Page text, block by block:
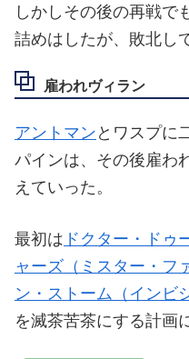
しかしその後の再戦で
詰めはしたが、敗北し
雇われヴィラン
アントマン とワスプに
パインは、その後雇わ
えていった。
最初は ドクター・ドゥ
ャーズ（ミスター・フ
ン・ストーム（インビ
を滅茶苦茶にする計画